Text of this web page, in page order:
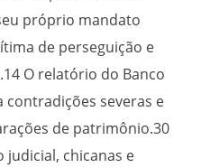
próprio mandato
de perseguição e
14 O relatório do Banco
severas e
de patrimônio.30
judicial, chicanas e